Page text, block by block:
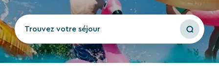
SÉJOUR
TOUT
COMPRIS
Trouvez votre séjour
service!
This
content
is
not
être
informé·e
de
tous
les